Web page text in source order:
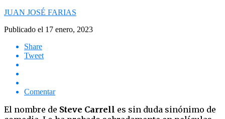
JUAN JOSÉ FARIAS
Publicado el 17 enero, 2023
Share
Tweet
Comentar
El nombre de Steve Carrell es sin duda sinónimo de